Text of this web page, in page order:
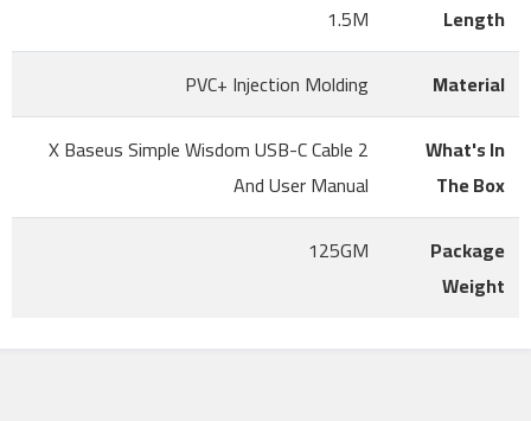
Length
1.5M
Material
PVC+ Injection Molding
What's In
The Box
2 X Baseus Simple Wisdom USB-C Cable
And User Manual
Package
Weight
125GM